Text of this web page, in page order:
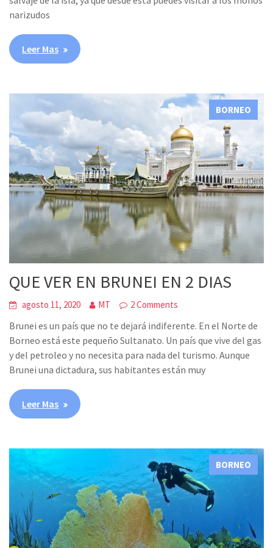
narizudos
Leer Mas
BORNEO
QUE VER EN BRUNEI EN 2 DIAS
agosto 11, 2020 MT 2 Comments
Brunei es un país que no te dejará indiferente. En el Norte de
Borneo está este pequeño Sultanato. Un país que vive del gas
y del petroleo y no necesita para nada del turismo. Aunque
Brunei una dictadura, sus habitantes están muy
Leer Mas
BORNEO